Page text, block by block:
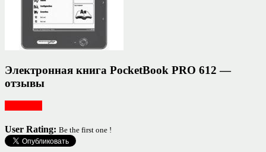
Электронная книга PocketBook PRO 612 —
отзывы
User Rating: Be the first one !